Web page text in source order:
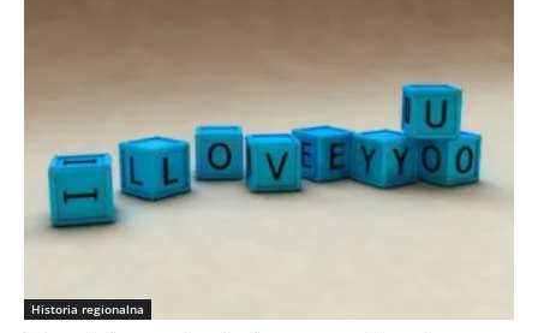
Historia regionalna